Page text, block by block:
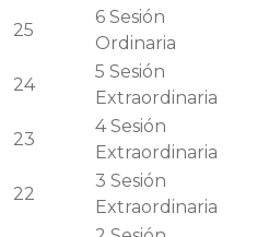
25
6Sesión
Ordinaria
24
5 Sesión
Extraordinaria
23
4Sesión
Extraordinaria
22
3 Sesión
Extraordinaria